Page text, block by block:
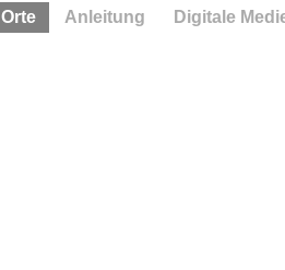
Orte Anleitung Digitale